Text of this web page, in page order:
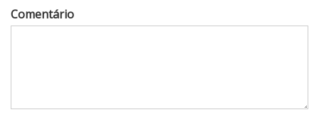
Comentário